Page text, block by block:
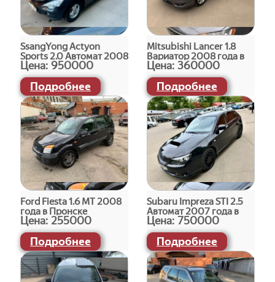
SsangYong Actyon
Sports 2.0 Автомат 2008
года в Пронске
Цена: 950000
Подробнее
Mitsubishi Lancer 1.8
Вариатор 2008 года в
Пронске
Цена: 360000
Подробнее
Ford Fiesta 1.6 МТ 2008
года в Пронске
Цена: 255000
Подробнее
Subaru Impreza STI 2.5
Автомат 2007 года в
Пронске
Цена: 750000
Подробнее